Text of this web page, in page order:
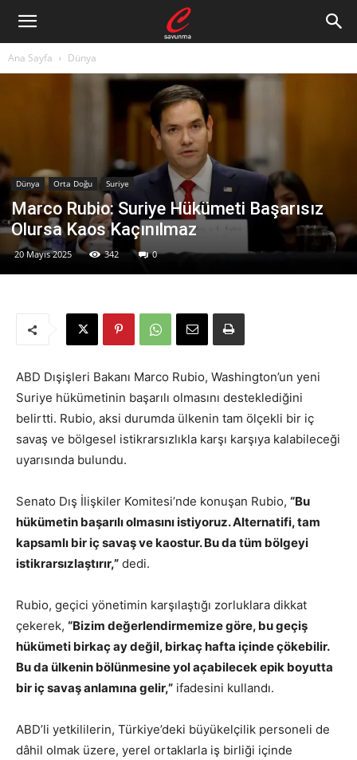
Ana Sayfa Dünya
Dünya Orta Doğu Suriye
Marco Rubio: Suriye Hükümeti Başarısız
Olursa Kaos Kaçınılmaz
20 Mayıs 2025 342 0
ABD Dışişleri Bakanı Marco Rubio, Washington’un yeni
Suriye hükümetinin başarılı olmasını desteklediğini
belirtti. Rubio, aksi durumda ülkenin tam ölçekli bir iç
savaş ve bölgesel istikrarsızlıkla karşı karşıya kalabileceği
uyarısında bulundu.
Senato Dış İlişkiler Komitesi’nde konuşan Rubio, “Bu
hükümetin başarılı olmasını istiyoruz. Alternatifi, tam
kapsamlı bir iç savaş ve kaostur. Bu da tüm bölgeyi
istikrarsızlaştırır,” dedi.
Rubio, geçici yönetimin karşılaştığı zorluklara dikkat
çekerek, “Bizim değerlendirmemize göre, bu geçiş
hükümeti birkaç ay değil, birkaç hafta içinde çökebilir.
Bu da ülkenin bölünmesine yol açabilecek epik boyutta
bir iç savaş anlamına gelir,” ifadesini kullandı.
ABD’li yetkililerin, Türkiye’deki büyükelçilik personeli de
dâhil olmak üzere, yerel ortaklarla iş birliği içinde